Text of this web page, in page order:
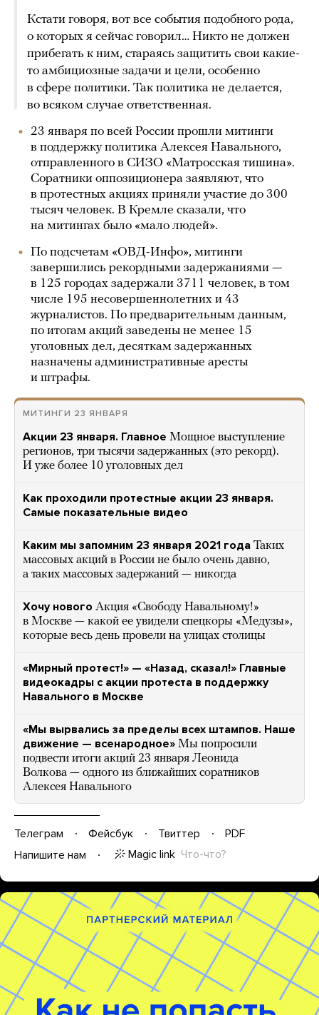
Кстати говоря, вот все события подобного рода,
о которых я сейчас говорил… Никто не должен
прибегать к ним, стараясь защитить свои какие-
то амбициозные задачи и цели, особенно
в сфере политики. Так политика не делается,
во всяком случае ответственная.
23 января по всей России прошли митинги
в поддержку политика Алексея Навального,
отправленного в СИЗО «Матросская тишина».
Соратники оппозиционера заявляют, что
в протестных акциях приняли участие до 300
тысяч человек. В Кремле сказали, что
на митингах было «мало людей».
По подсчетам «ОВД-Инфо», митинги
завершились рекордными задержаниями —
в 125 городах задержали 3711 человек, в том
числе 195 несовершеннолетних и 43
журналистов. По предварительным данным,
по итогам акций заведены не менее 15
уголовных дел, десяткам задержанных
назначены административные аресты
и штрафы.
МИТИНГИ 23 ЯНВАРЯ
Акции 23 января. Главное Мощное выступление
регионов, три тысячи задержанных (это рекорд).
И уже более 10 уголовных дел
Как проходили протестные акции 23 января.
Самые показательные видео
Каким мы запомним 23 января 2021 года Таких
массовых акций в России не было очень давно,
а таких массовых задержаний — никогда
Хочу нового Акция «Свободу Навальному!»
в Москве — какой ее увидели спецкоры «Медузы»,
которые весь день провели на улицах столицы
«Мирный протест!» — «Назад, сказал!» Главные
видеокадры с акции протеста в поддержку
Навального в Москве
«Мы вырвались за пределы всех штампов. Наше
движение — всенародное» Мы попросили
подвести итоги акций 23 января Леонида
Волкова — одного из ближайших соратников
Алексея Навального
Телеграм Фейсбук Твиттер
PDF
Напишите нам
Magic link Что-что?